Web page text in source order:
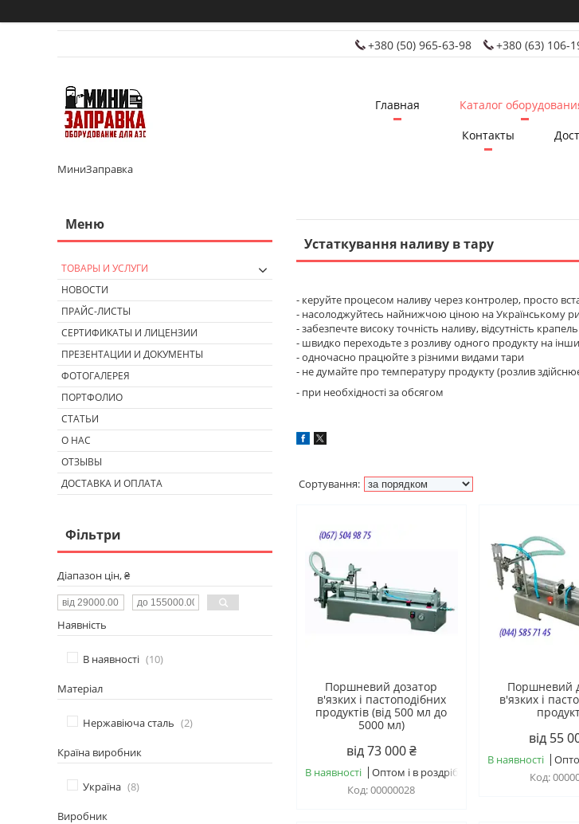
+380 (50) 965-63-98 +380 (63) 106-
МиниЗаправка
Главная Каталог
Контакты
Устаткування наливу в тару
- керуйте процесом наливу через контролер, просто
- насолоджуйтесь найнижчою ціною на Українському
- забезпечте високу точність наливу, відсутність
- швидко переходьте з розливу одного продукту на
- одночасно працюйте з різними видами тари
- не думайте про температуру продукту (розлив
- при необхідності за обсягом
Поршневий дозатор
в'язких і пастоподібних
продуктів (від 500 мл до
5000 мл)
від 73 000 ₴
В наявності
Оптом і в роздріб
00000028
Поршневий
в'язких і
від 55
В наявності
ТОВАРЫ И УСЛУГИ
НОВОСТИ
ПРАЙС-ЛИСТЫ
СЕРТИФИКАТЫ И ЛИЦЕНЗИИ
ПРЕЗЕНТАЦИИ И ДОКУМЕНТЫ
ФОТОГАЛЕРЕЯ
ПОРТФОЛИО
СТАТЬИ
О НАС
ОТЗЫВЫ
ДОСТАВКА И ОПЛАТА
Фільтри
Діапазон цін, ₴
Наявність
В наявності 10
Матеріал
Нержавіюча сталь 2
Країна виробник
Україна 8
Виробник